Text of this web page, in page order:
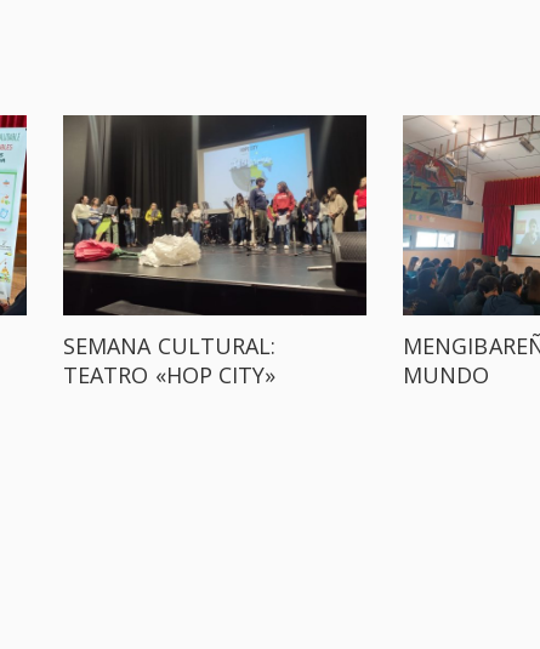
SEMANA CULTURAL:
TEATRO «HOP CITY»
MUNDO